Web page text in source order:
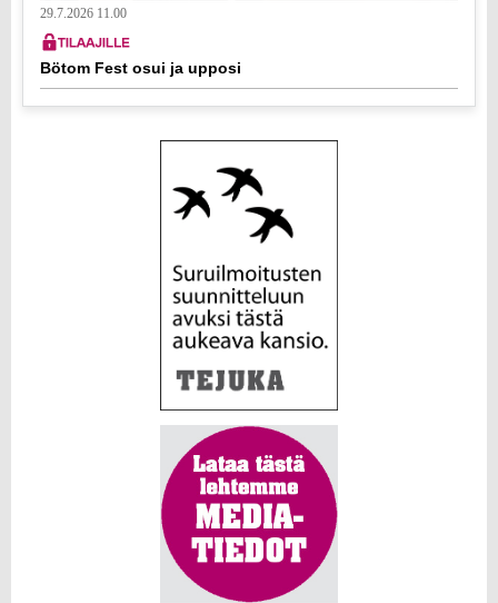
29.7.2026 11.00
Bötom Fest osui ja upposi